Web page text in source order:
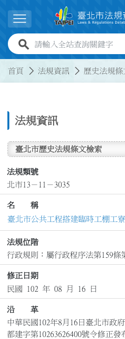
展開選單
全站查詢關鍵字欄位
首頁 法規資訊 歷史法規條
法規資訊
臺北市歷史法規條文檢索
法規類號
北市13－11－3035
名 稱
臺北市公共工程搭建臨時工棚工
法規位階
行政規則：屬行政程序法第159條
修正日期
民國 102 年 08 月 16 日
沿 革
中華民國102年8月16日臺北市政
都建字第10263626400號令修正